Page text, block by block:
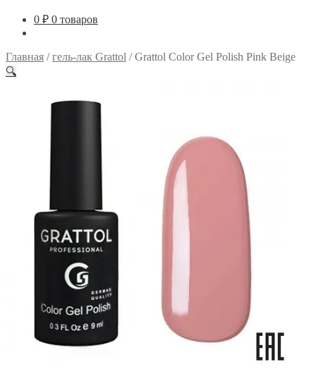
0 ₽ 0 товаров
Главная /гель-лак Grattol /Grattol Color Gel Polish Pink Beige
🔍